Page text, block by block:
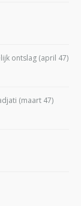
ontslag (april 47)
(maart 47)